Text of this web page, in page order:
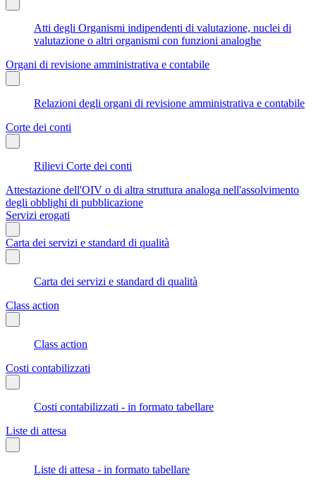
Atti degli Organismi indipendenti di valutazione, nuclei di
valutazione o altri organismi con funzioni analoghe
Organi di revisione amministrativa e contabile
Relazioni degli organi di revisione amministrativa e contabile
Corte dei conti
Rilievi Corte dei conti
Attestazione dell'OIV o di altra struttura analoga nell'assolvimento
degli obblighi di pubblicazione
Servizi erogati
Carta dei servizi e standard di qualità
Carta dei servizi e standard di qualità
Class action
Class action
Costi contabilizzati
Costi contabilizzati - in formato tabellare
Liste di attesa
Liste di attesa - in formato tabellare